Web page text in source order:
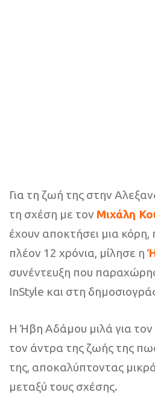
Για τη ζωή της στην
τη σχέση με τον Μιχάλη
έχουν αποκτήσει μια κόρη,
πλέον 12 χρόνια, μίλησε η
συνέντευξη που
ΙnStyle και στη
Η Ήβη Αδάμου μιλά για τον
τον άντρα της ζωής της
της, αποκαλύπτοντας
μεταξύ τους σχέσης.